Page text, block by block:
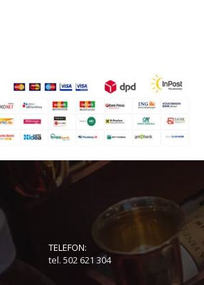
TELEFON:
tel. 502 621 304